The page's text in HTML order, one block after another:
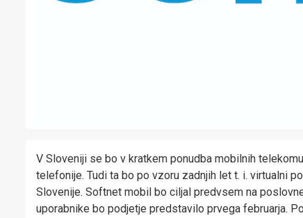
V Sloveniji se bo v kratkem ponudba mobilnih
telefonije. Tudi ta bo po vzoru zadnjih let t. i. virtualni
Slovenije. Softnet mobil bo ciljal predvsem na
uporabnike bo podjetje predstavilo prvega februarja.